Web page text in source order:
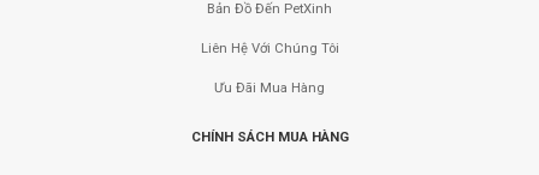
Bản Đồ Đến PetXinh
Liên Hệ Với Chúng Tôi
Ưu Đãi Mua Hàng
CHÍNH SÁCH MUA HÀNG